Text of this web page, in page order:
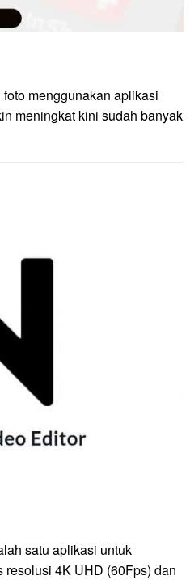
menggunakan aplikasi
meningkat kini sudah banyak
satu aplikasi untuk
4K UHD (60Fps) dan